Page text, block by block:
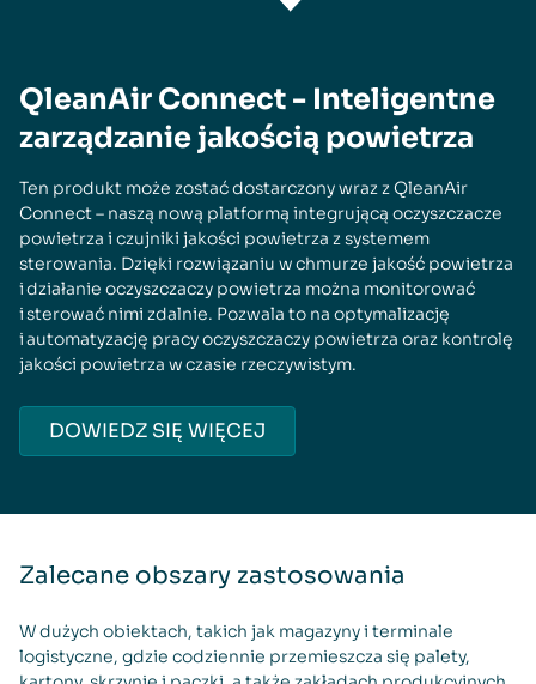
QleanAir Connect - Inteligentne
zarządzanie jakością powietrza
Ten produkt może zostać dostarczony wraz z QleanAir
Connect – naszą nową platformą integrującą oczyszczacze
powietrza i czujniki jakości powietrza z systemem
sterowania. Dzięki rozwiązaniu w chmurze jakość powietrza
i działanie oczyszczaczy powietrza można monitorować
i sterować nimi zdalnie. Pozwala to na optymalizację
i automatyzację pracy oczyszczaczy powietrza oraz kontrolę
jakości powietrza w czasie rzeczywistym.
DOWIEDZ SIĘ WIĘCEJ
Zalecane obszary zastosowania
W dużych obiektach, takich jak magazyny i terminale
logistyczne, gdzie codziennie przemieszcza się palety,